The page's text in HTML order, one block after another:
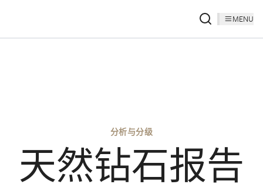
MENU
分析与分级
天然钻石报告